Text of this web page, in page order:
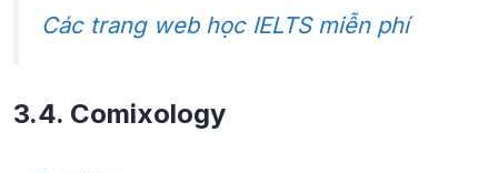
Các trang web học IELTS miễn phí
3.4. Comixology